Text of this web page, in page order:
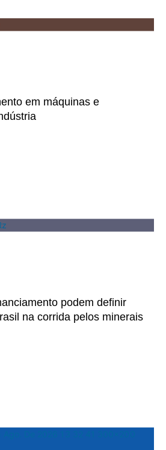
em máquinas e
podem definir
na corrida pelos minerais